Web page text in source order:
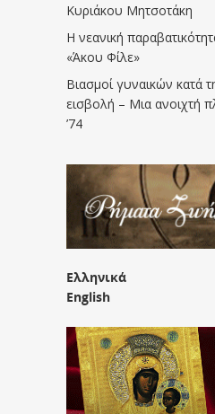
Κυριάκου Μητσοτάκη
Η νεανική
«Άκου Φίλε»
Βιασμοί γυναικών κατά
εισβολή – Μια ανοιχτή
’74
Ελληνικά
English